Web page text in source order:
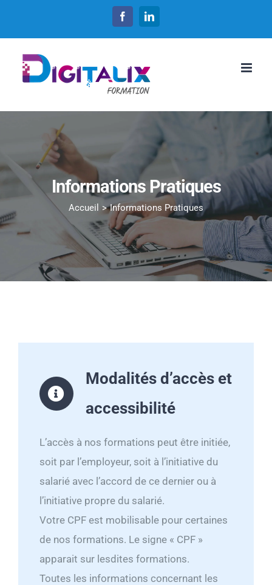
FacebookLinkedIn
Informations Pratiques
Accueil Informations Pratiques
Modalités d’accès et
accessibilité
L’accès à nos formations peut être initiée,
soit par l’employeur, soit à l’initiative du
salarié avec l’accord de ce dernier ou à
l’initiative propre du salarié.
Votre CPF est mobilisable pour certaines
de nos formations. Le signe « CPF »
apparait sur lesdites formations.
Toutes les informations concernant les